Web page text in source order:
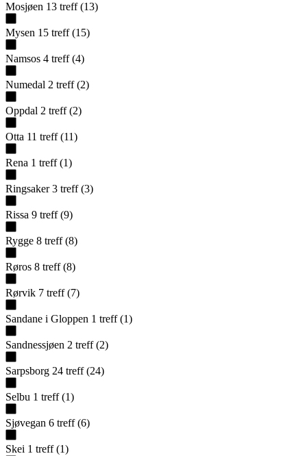
Mosjøen 13 treff (13)
Mysen 15 treff (15)
Namsos 4 treff (4)
Numedal 2 treff (2)
Oppdal 2 treff (2)
Otta 11 treff (11)
Rena 1 treff (1)
Ringsaker 3 treff (3)
Rissa 9 treff (9)
Rygge 8 treff (8)
Røros 8 treff (8)
Rørvik 7 treff (7)
Sandane i Gloppen 1 treff (1)
Sandnessjøen 2 treff (2)
Sarpsborg 24 treff (24)
Selbu 1 treff (1)
Sjøvegan 6 treff (6)
Skei 1 treff (1)